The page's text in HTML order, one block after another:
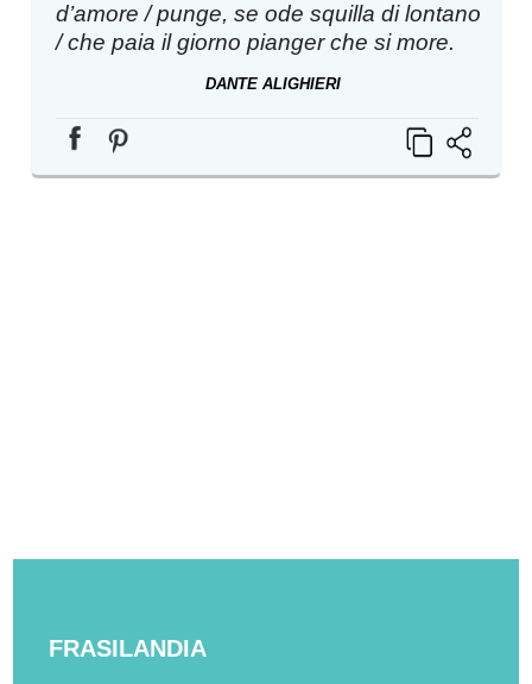
d’amore / punge, se ode squilla di lontano
/ che paia il giorno pianger che si more.
DANTE ALIGHIERI
FRASILANDIA